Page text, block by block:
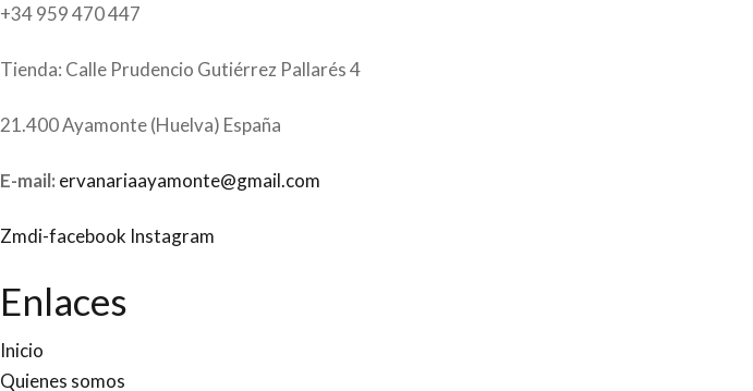
+34 959 470 447
Tienda: Calle Prudencio Gutiérrez Pallarés 4
21.400 Ayamonte (Huelva) España
E-mail: ervanariaayamonte@gmail.com
Zmdi-facebook Instagram
Enlaces
Inicio
Quienes somos